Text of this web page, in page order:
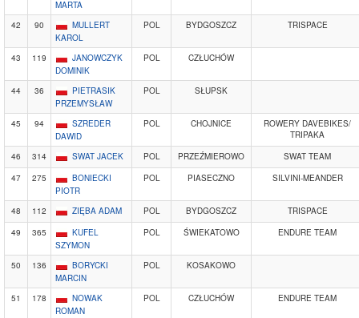
MARTA
42 90
MULLERT
KAROL
POL BYDGOSZCZ TRISPACE
43 119
JANOWCZYK
DOMINIK
POL CZŁUCHÓW
44 36
PIETRASIK
PRZEMYSŁAW
POL SŁUPSK
45 94
SZREDER
DAWID
POL CHOJNICE
ROWERY DAVEBIKES/
TRIPAKA
46
314 SWAT JACEK POL PRZEŹMIEROWO
SWAT TEAM
47
275
BONIECKI
PIOTR
POL PIASECZNO SILVINI-MEANDER
48 112 ZIĘBA ADAM POL BYDGOSZCZ
TRISPACE
49
365
KUFEL
SZYMON
POL ŚWIEKATOWO ENDURE TEAM
50 136
BORYCKI
MARCIN
POL KOSAKOWO
51 178
NOWAK
ROMAN
POL CZŁUCHÓW ENDURE TEAM